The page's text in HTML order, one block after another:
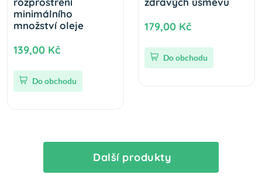
minimálního
množství oleje
139,00 Kč
Do obchodu
179,00 Kč
Do obchodu
Další produkty